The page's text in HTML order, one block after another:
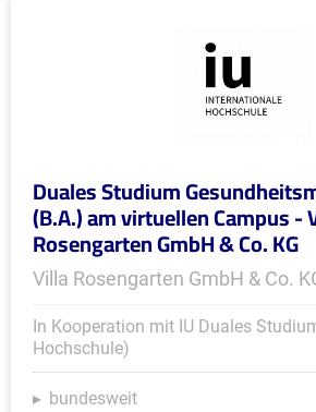
Duales Studium
(B.A.) am virtuellen Campus -
Rosengarten GmbH & Co. KG
Villa Rosengarten GmbH & Co.
In Kooperation mit IU Duales
Hochschule)
bundesweit